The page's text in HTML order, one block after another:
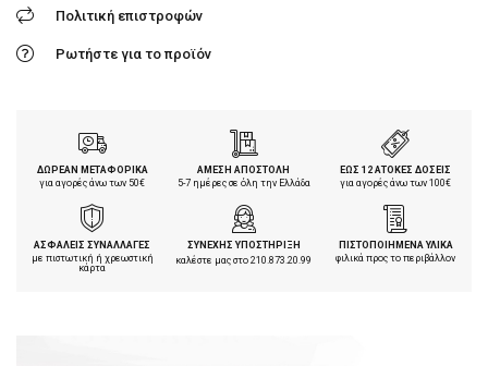
Πολιτική επιστροφών
Ρωτήστε για το προϊόν
ΔΩΡΕΑΝ ΜΕΤΑΦΟΡΙΚΑ
για αγορές άνω των 50€
ΑΜΕΣΗ ΑΠΟΣΤΟΛΗ
5-7 ημέρες σε όλη την Ελλάδα
ΕΩΣ 12 ΑΤΟΚΕΣ ΔΟΣΕΙΣ
για αγορές άνω των 100€
ΑΣΦΑΛΕΙΣ ΣΥΝΑΛΛΑΓΕΣ
με πιστωτική ή χρεωστική
κάρτα
ΣΥΝΕΧΗΣ ΥΠΟΣΤΗΡΙΞΗ
καλέστε μας στο210.873.20.99
ΠΙΣΤΟΠΟΙΗΜΕΝΑ ΥΛΙΚΑ
φιλικά προς το περιβάλλον